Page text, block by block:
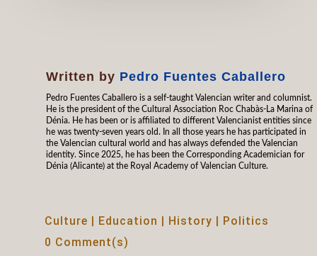
Written by Pedro Fuentes Caballero
Pedro Fuentes Caballero is a self-taught Valencian writer and columnist.
He is the president of the Cultural Association Roc Chabàs-La Marina of
Dénia. He has been or is affiliated to different Valencianist entities since
he was twenty-seven years old. In all those years he has participated in
the Valencian cultural world and has always defended the Valencian
identity. Since 2025, he has been the Corresponding Academician for
Dénia (Alicante) at the Royal Academy of Valencian Culture.
Culture Education History
Politics
0 Comment(s)